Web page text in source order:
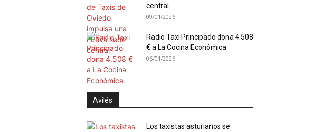
central
09/01/2026
Radio Taxi Principado dona 4.508
€ a La Cocina Económica
06/01/2026
Avilés
Los taxistas asturianos se